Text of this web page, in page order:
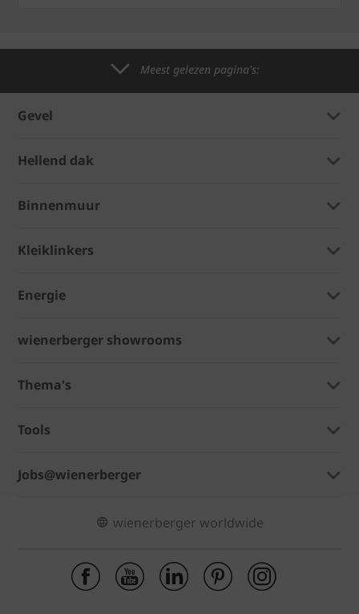
Meest gelezen pagina's:
Gevel
Hellend dak
Binnenmuur
Kleiklinkers
Energie
wienerberger showrooms
Thema's
Tools
Jobs@wienerberger
wienerberger worldwide